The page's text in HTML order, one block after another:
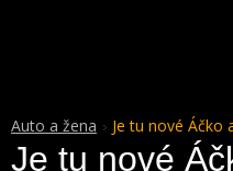
Auto a žena Je tu nové Áčko
Je tu nové